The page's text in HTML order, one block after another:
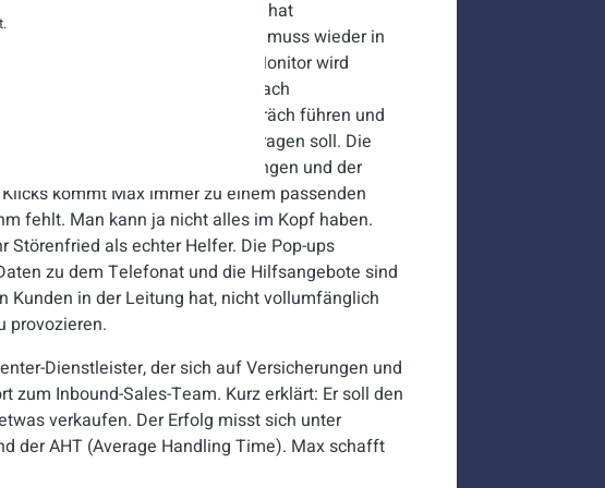
Performance-Daten aus und hat
Wer seine KPIs nicht erreicht, muss wieder in
auf Homeoffice. Auf dem Monitor wird
unbekanntes Produkt – nach
wird Max jetzt durch das Gespräch führen und
gesagt hat und was er sagen/fragen soll. Die
alles Wissen aus den Schulungen und der
kommt Max immer zu einem passenden
fehlt. Man kann ja nicht alles im Kopf haben.
Störenfried als echter Helfer. Die Pop-ups
zu dem Telefonat und die Hilfsangebote sind
Kunden in der Leitung hat, nicht vollumfänglich
provozieren.
Dienstleister, der sich auf Versicherungen und
Inbound-Sales-Team. Kurz erklärt: Er soll den
verkaufen. Der Erfolg misst sich unter
der AHT (Average Handling Time). Max schafft